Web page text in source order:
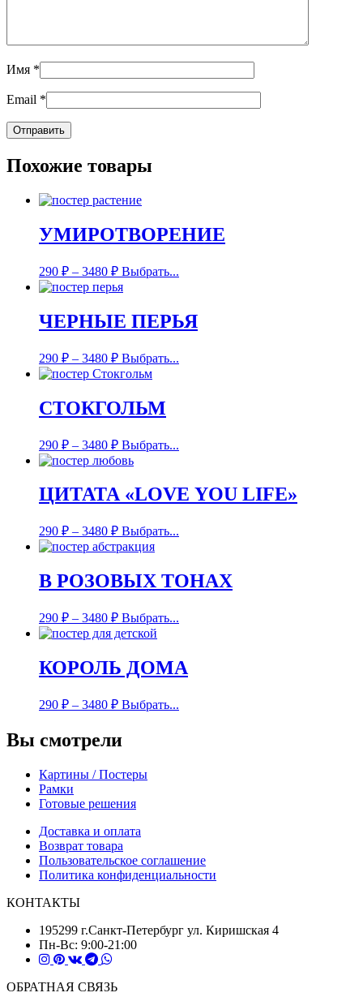
Имя *
Email *
Похожие товары
УМИРОТВОРЕНИЕ
290 ₽ – 3480 ₽ Выбрать...
ЧЕРНЫЕ ПЕРЬЯ
290 ₽ – 3480 ₽ Выбрать...
СТОКГОЛЬМ
290 ₽ – 3480 ₽ Выбрать...
ЦИТАТА «LOVE YOU LIFE»
290 ₽ – 3480 ₽ Выбрать...
В РОЗОВЫХ ТОНАХ
290 ₽ – 3480 ₽ Выбрать...
КОРОЛЬ ДОМА
290 ₽ – 3480 ₽ Выбрать...
Вы смотрели
Картины / Постеры
Рамки
Готовые решения
Доставка и оплата
Возврат товара
Пользовательское соглашение
Политика конфиденциальности
КОНТАКТЫ
195299 г.Санкт-Петербург ул. Киришская 4
Пн-Вс: 9:00-21:00
ОБРАТНАЯ СВЯЗЬ